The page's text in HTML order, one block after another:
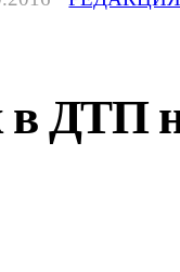
ДТП